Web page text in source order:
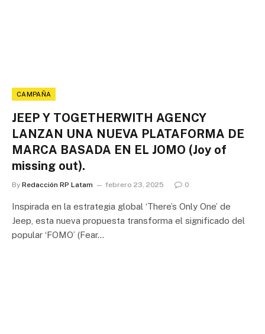
CAMPAÑA
JEEP Y TOGETHERWITH AGENCY
LANZAN UNA NUEVA PLATAFORMA DE
MARCA BASADA EN EL JOMO (Joy of
missing out).
By Redacción RP Latam febrero 23, 2025 0
Inspirada en la estrategia global ‘There’s Only One’ de
Jeep, esta nueva propuesta transforma el significado del
popular ‘FOMO’ (Fear…